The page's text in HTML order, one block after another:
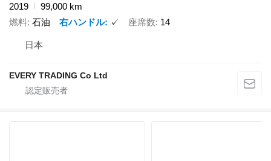
2019
99,000 km
燃料 石油 右ハンドル ✓ 座席数 14
日本
EVERY TRADING Co Ltd